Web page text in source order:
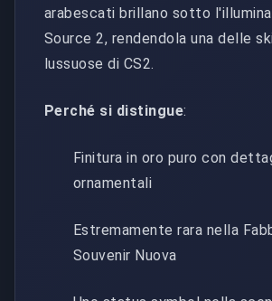
arabescati brillano sotto
Source 2, rendendola una delle
lussuose di CS2.
Perché si distingue:
Finitura in oro puro con
ornamentali
Estremamente rara nella
Souvenir Nuova